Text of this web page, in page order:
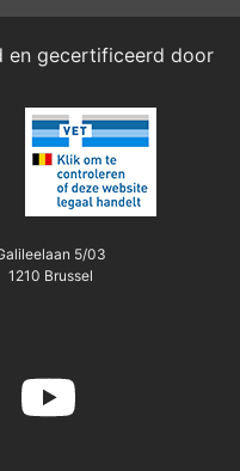
en gecertificeerd door
5/03
1210 Brussel